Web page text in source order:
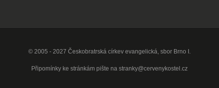
© 2005 - 2027 Českobratrská církev evangelická, sbor Brno I.
Připomínky ke stránkám pište na stranky@cervenykostel.cz